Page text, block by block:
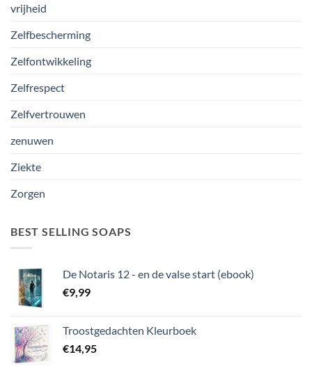
vrijheid
Zelfbescherming
Zelfontwikkeling
Zelfrespect
Zelfvertrouwen
zenuwen
Ziekte
Zorgen
BEST SELLING SOAPS
De Notaris 12 - en de valse start (ebook)
€9,99
Troostgedachten Kleurboek
€14,95